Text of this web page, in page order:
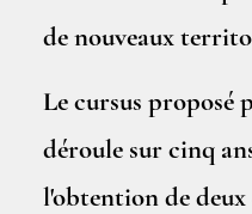
de nouveaux
Le cursus proposé
déroule sur cinq
l'obtention de